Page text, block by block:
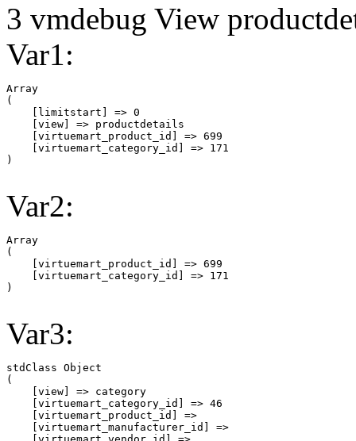
3 vmdebug View
Var1:
Array
(
    [limitstart] => 0
    [view] => productdetails
    [virtuemart_product_id] => 699
    [virtuemart_category_id] => 171
Var2:
Array
(
    [virtuemart_product_id] => 699
    [virtuemart_category_id] => 171
Var3:
stdClass Object
(
    [view] => category
    [virtuemart_category_id] => 46
    [virtuemart_product_id] =>
    [virtuemart_manufacturer_id] =>